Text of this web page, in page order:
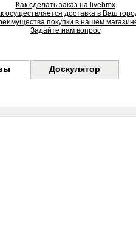
Как сделать заказ на livebmx
осуществляется доставка в Ваш
покупки в нашем
Задайте нам вопрос
Доскулятор